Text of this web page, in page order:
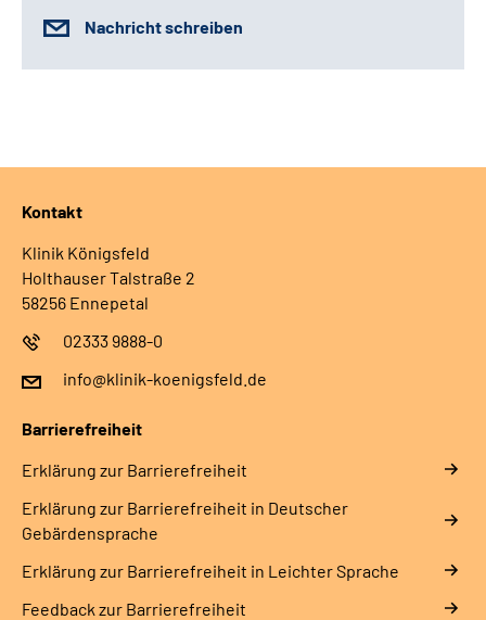
Nachricht schreiben
Kontakt
Klinik Königsfeld
Holthauser Talstraße 2
58256 Ennepetal
02333 9888-0
info@klinik-koenigsfeld.de
Barrierefreiheit
Erklärung zur Barrierefreiheit
Erklärung zur Barrierefreiheit in Deutscher
Gebärdensprache
Erklärung zur Barrierefreiheit in Leichter Sprache
Feedback zur Barrierefreiheit